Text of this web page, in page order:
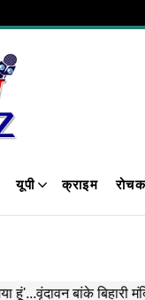
यूपी क्राइम